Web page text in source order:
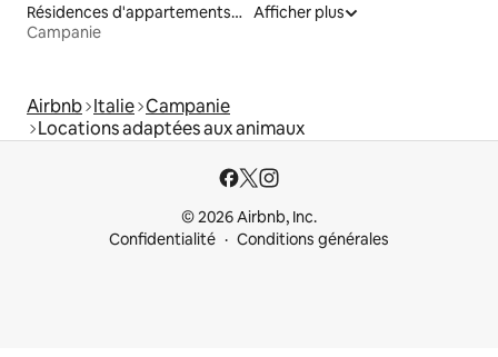
Résidences d'appartements en location
Campanie
Afficher plus
Airbnb Italie Campanie
Locations adaptées aux animaux
© 2026 Airbnb, Inc.
Confidentialité
Conditions générales